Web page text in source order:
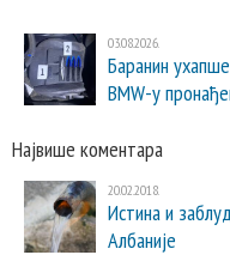
03.08.2026.
Баранин
BMW-у
Највише коментара
20.02.2018.
Истина и
Албаније